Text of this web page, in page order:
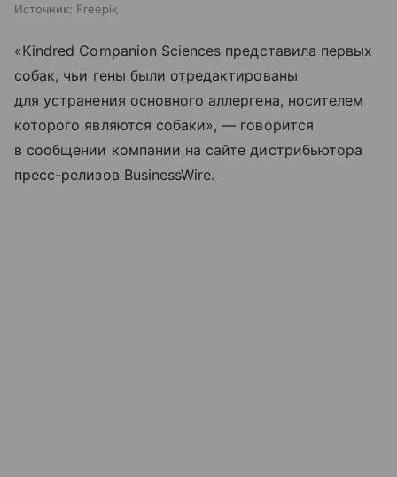
Источник: Freepik
«Kindred Companion Sciences представила первых
собак, чьи гены были отредактированы
для устранения основного аллергена, носителем
которого являются собаки», — говорится
в сообщении компании на сайте дистрибьютора
пресс-релизов BusinessWire.